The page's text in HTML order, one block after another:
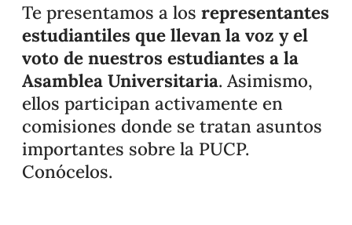
Te presentamos a los representantes
estudiantiles que llevan la voz y el
voto de nuestros estudiantes a la
Asamblea Universitaria. Asimismo,
ellos participan activamente en
comisiones donde se tratan asuntos
importantes sobre la PUCP.
Conócelos.